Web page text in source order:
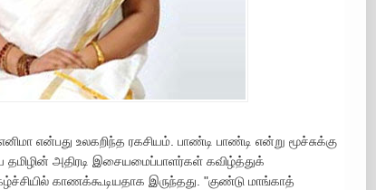
என்பது உலகறிந்த ரகசியம். பாண்டி பாண்டி என்று மூச்சுக்கு
தமிழின் அதிரடி இசையமைப்பாளர்கள் கவிழ்த்துக்
காணக்கூடியதாக இருந்தது. "குண்டு மாங்காத்